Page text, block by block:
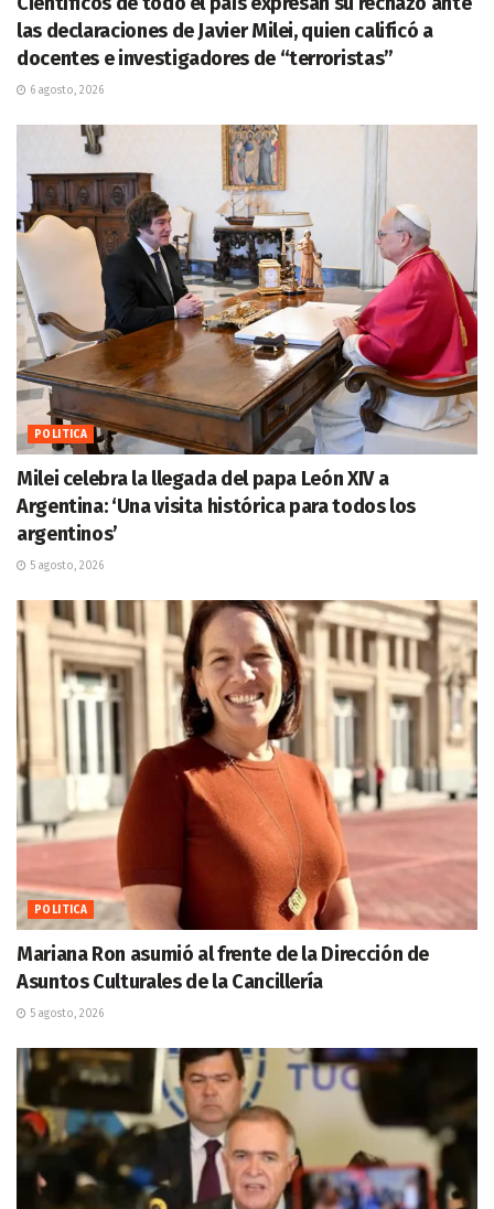
las declaraciones de Javier Milei, quien calificó a
docentes e investigadores de “terroristas”
6 agosto, 2026
POLITICA
Milei celebra la llegada del papa León XIV a
Argentina: ‘Una visita histórica para todos los
argentinos’
5 agosto, 2026
POLITICA
Mariana Ron asumió al frente de la Dirección de
Asuntos Culturales de la Cancillería
5 agosto, 2026